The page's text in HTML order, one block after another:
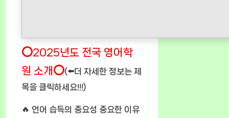
⭕2025년도 전국 영어학
원 소개⭕(⬅️더 자세한 정보는 제
목을 클릭하세요!!!)
🔥 언어 습득의 중요성 중요한 이유